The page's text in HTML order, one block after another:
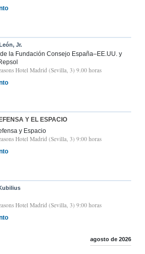
Jr.
la Fundación Consejo España–EE.UU. y
Hotel Madrid (Sevilla, 3) 9.00 horas
Y EL ESPACIO
y Espacio
Hotel Madrid (Sevilla, 3) 9:00 horas
Hotel Madrid (Sevilla, 3) 9:00 horas
agosto de 2026